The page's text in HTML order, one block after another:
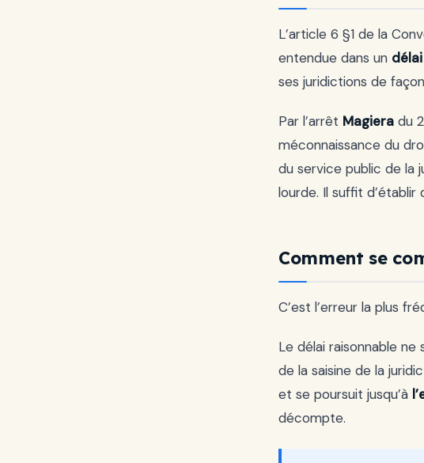
L’article 6 §1 de la
entendue dans un
ses juridictions de
Par l’arrêt Magiera du
méconnaissance du
du service public de la
lourde. Il suffit
Comment se
C’est l’erreur la plus
Le délai raisonnable ne
de la saisine de la
et se poursuit jusqu’à
décompte.